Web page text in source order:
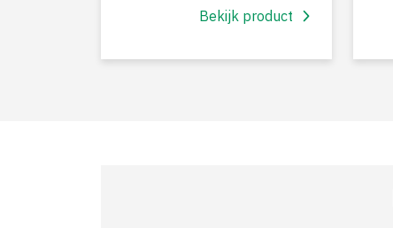
Bekijk product